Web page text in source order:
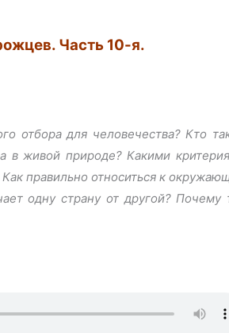
Часть 10-я.
отбора для человечества? Кто
в живой природе? Какими
правильно относиться к
одну страну от другой? Почему